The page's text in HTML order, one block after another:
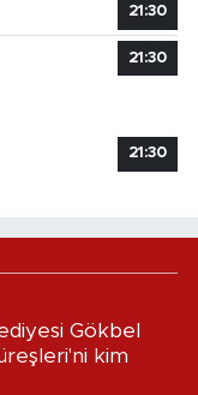
21:30
21:30
21:30
Gökbel
kim